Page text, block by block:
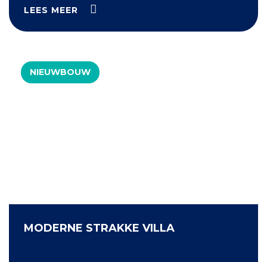
LEES MEER
NIEUWBOUW
MODERNE STRAKKE VILLA